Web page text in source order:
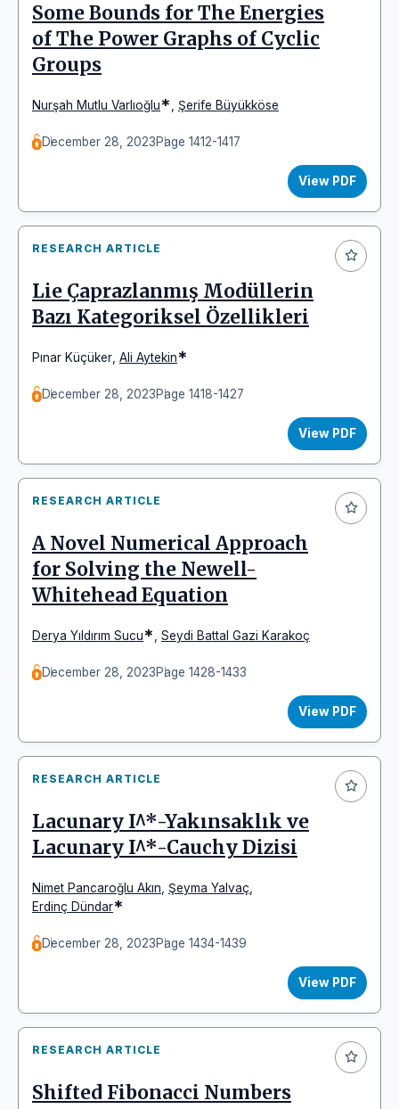
Some Bounds for The Energies
of The Power Graphs of Cyclic
Groups
Nurşah Mutlu Varlıoğlu* Şerife Büyükköse
December 28, 2023Page 1412-1417
View PDF
RESEARCH ARTICLE
Lie Çaprazlanmış Modüllerin
Bazı Kategoriksel Özellikleri
Pınar Küçüker Ali Aytekin*
December 28, 2023Page 1418-1427
View PDF
RESEARCH ARTICLE
A Novel Numerical Approach
for Solving the Newell-
Whitehead Equation
Derya Yıldırım Sucu* Seydi Battal Gazi Karakoç
December 28, 2023Page 1428-1433
View PDF
RESEARCH ARTICLE
Lacunary I^*-Yakınsaklık ve
Lacunary I^*-Cauchy Dizisi
Nimet Pancaroğlu Akın Şeyma Yalvaç
Erdinç Dündar*
December 28, 2023Page 1434-1439
View PDF
RESEARCH ARTICLE
Shifted Fibonacci Numbers